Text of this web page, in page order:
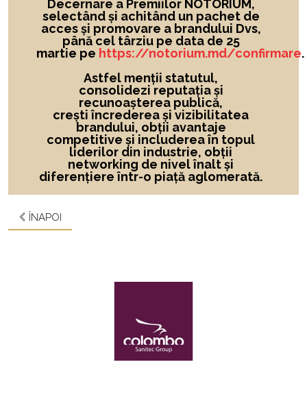
Decernare a Premiilor NOTORIUM,
selectând și achitând un pachet de
acces și promovare a brandului Dvs,
până cel târziu pe data de 25
martie pe https://notorium.md/confirmare.
Astfel menții statutul,
consolidezi reputația și
recunoașterea publică,
crești încrederea și vizibilitatea
brandului, obții avantaje
competitive și includerea în topul
liderilor din industrie, obții
networking de nivel înalt și
diferențiere într-o piață aglomerată.
ÎNAPOI